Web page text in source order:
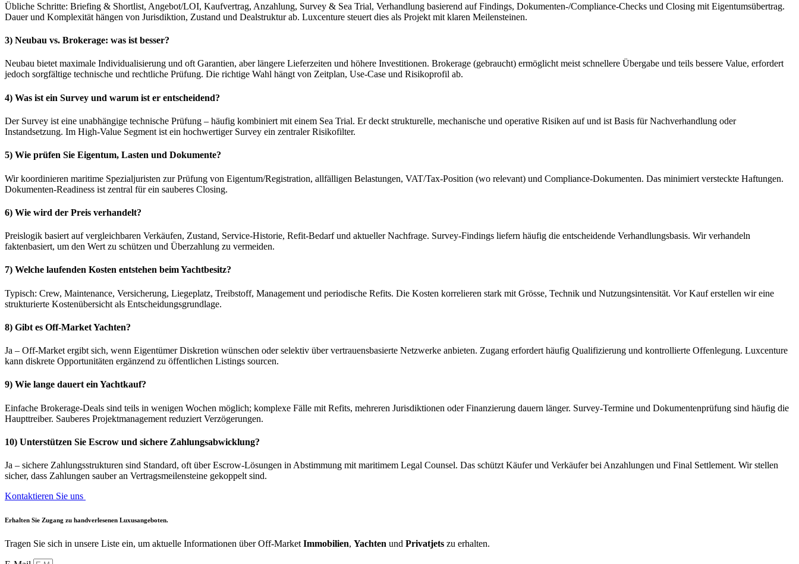
Übliche Schritte: Briefing & Shortlist, Angebot/LOI, Kaufvertrag, Anzahlung, Survey & Sea Trial, Verhandlung basierend auf Findings, Dokumenten-/Compliance-Checks und Closing mit Eigentumsübertrag.
Dauer und Komplexität hängen von Jurisdiktion, Zustand und Dealstruktur ab. Luxcenture steuert dies als Projekt mit klaren Meilensteinen.
3) Neubau vs. Brokerage: was ist besser?
Neubau bietet maximale Individualisierung und oft Garantien, aber längere Lieferzeiten und höhere Investitionen. Brokerage (gebraucht) ermöglicht meist schnellere Übergabe und teils bessere Value, erfordert
jedoch sorgfältige technische und rechtliche Prüfung. Die richtige Wahl hängt von Zeitplan, Use-Case und Risikoprofil ab.
4) Was ist ein Survey und warum ist er entscheidend?
Der Survey ist eine unabhängige technische Prüfung – häufig kombiniert mit einem Sea Trial. Er deckt strukturelle, mechanische und operative Risiken auf und ist Basis für Nachverhandlung oder
Instandsetzung. Im High-Value Segment ist ein hochwertiger Survey ein zentraler Risikofilter.
5) Wie prüfen Sie Eigentum, Lasten und Dokumente?
Wir koordinieren maritime Spezialjuristen zur Prüfung von Eigentum/Registration, allfälligen Belastungen, VAT/Tax-Position (wo relevant) und Compliance-Dokumenten. Das minimiert versteckte Haftungen.
Dokumenten-Readiness ist zentral für ein sauberes Closing.
6) Wie wird der Preis verhandelt?
Preislogik basiert auf vergleichbaren Verkäufen, Zustand, Service-Historie, Refit-Bedarf und aktueller Nachfrage. Survey-Findings liefern häufig die entscheidende Verhandlungsbasis. Wir verhandeln
faktenbasiert, um den Wert zu schützen und Überzahlung zu vermeiden.
7) Welche laufenden Kosten entstehen beim Yachtbesitz?
Typisch: Crew, Maintenance, Versicherung, Liegeplatz, Treibstoff, Management und periodische Refits. Die Kosten korrelieren stark mit Grösse, Technik und Nutzungsintensität. Vor Kauf erstellen wir eine
strukturierte Kostenübersicht als Entscheidungsgrundlage.
8) Gibt es Off-Market Yachten?
Ja – Off-Market ergibt sich, wenn Eigentümer Diskretion wünschen oder selektiv über vertrauensbasierte Netzwerke anbieten. Zugang erfordert häufig Qualifizierung und kontrollierte Offenlegung. Luxcenture
kann diskrete Opportunitäten ergänzend zu öffentlichen Listings sourcen.
9) Wie lange dauert ein Yachtkauf?
Einfache Brokerage-Deals sind teils in wenigen Wochen möglich; komplexe Fälle mit Refits, mehreren Jurisdiktionen oder Finanzierung dauern länger. Survey-Termine und Dokumentenprüfung sind häufig die
Haupttreiber. Sauberes Projektmanagement reduziert Verzögerungen.
10) Unterstützen Sie Escrow und sichere Zahlungsabwicklung?
Ja – sichere Zahlungsstrukturen sind Standard, oft über Escrow-Lösungen in Abstimmung mit maritimem Legal Counsel. Das schützt Käufer und Verkäufer bei Anzahlungen und Final Settlement. Wir stellen
sicher, dass Zahlungen sauber an Vertragsmeilensteine gekoppelt sind.
Kontaktieren Sie uns ︎
Erhalten Sie Zugang zu handverlesenen Luxusangeboten.
Tragen Sie sich in unsere Liste ein, um aktuelle Informationen über Off-Market Immobilien, Yachten und Privatjets zu erhalten.